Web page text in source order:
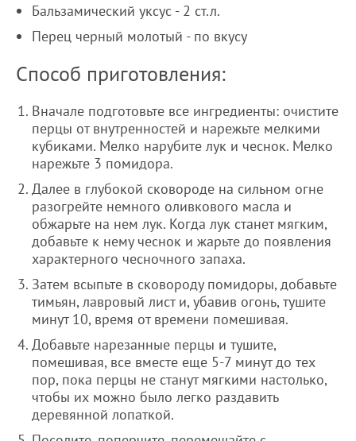
Бальзамический уксус - 2 ст.л.
Перец черный молотый - по вкусу
Способ приготовления:
Вначале подготовьте все ингредиенты: очистите
перцы от внутренностей и нарежьте мелкими
кубиками. Мелко нарубите лук и чеснок. Мелко
нарежьте 3 помидора.
Далее в глубокой сковороде на сильном огне
разогрейте немного оливкового масла и
обжарьте на нем лук. Когда лук станет мягким,
добавьте к нему чеснок и жарьте до появления
характерного чесночного запаха.
Затем всыпьте в сковороду помидоры, добавьте
тимьян, лавровый лист и, убавив огонь, тушите
минут 10, время от времени помешивая.
Добавьте нарезанные перцы и тушите,
помешивая, все вместе еще 5-7 минут до тех
пор, пока перцы не станут мягкими настолько,
чтобы их можно было легко раздавить
деревянной лопаткой.